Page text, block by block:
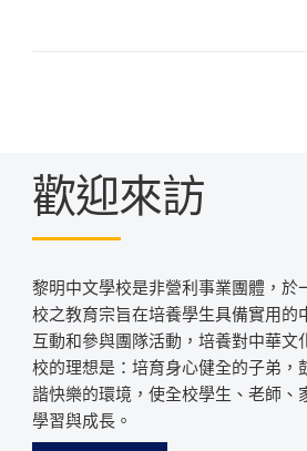
歡迎來訪
黎明中文學校是非營利事業團體，於
校之教育宗旨在培養學生具備實用的
互動和參與團隊活動，培養對中華文
校的理想是：培育身心健全的子弟，
諧快樂的環境，使全校學生、老師、
學習與成長。